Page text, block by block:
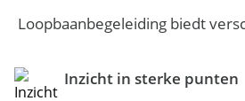
Loopbaanbegeleiding biedt
Inzicht in sterke punten